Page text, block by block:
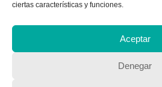
ciertas características y funciones.
Aceptar
Denegar